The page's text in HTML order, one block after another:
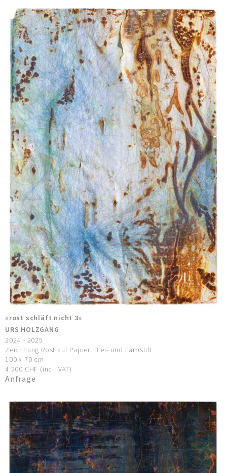
«rost schläft nicht 3»
URS HOLZGANG
2024 - 2025
Zeichnung Rost auf Papier, Blei- und Farbstift
100 x 70 cm
4.200 CHF (incl. VAT)
Anfrage